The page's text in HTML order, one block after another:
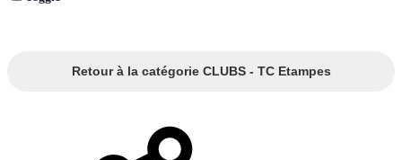
Retour à la catégorie CLUBS - TC Etampes